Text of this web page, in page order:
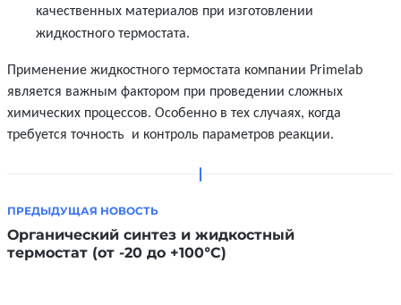
качественных материалов при изготовлении
жидкостного термостата.
Применение жидкостного термостата компании Primelab
является важным фактором при проведении сложных
химических процессов. Особенно в тех случаях, когда
требуется точность и контроль параметров реакции.
ПРЕДЫДУЩАЯ НОВОСТЬ
Органический синтез и жидкостный
термостат (от -20 до +100°C)